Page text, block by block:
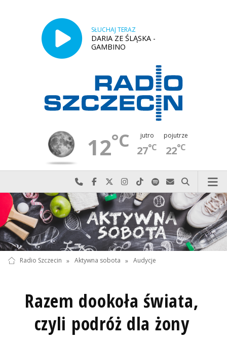
SŁUCHAJ TERAZ
DARIA ZE ŚLĄSKA -
GAMBINO
12°C jutro
27°C
pojutrze
22°C
Najlepiej po prostu do nas zadzwoń
Odwiedź nas na Facebook-u
Odwiedź nas na X
Odwiedź nas na Instagram-ie
Odwiedź nas na TikTok-u
Szukaj nas na Spotify
Wyślij do nas
Szukaj
Radio Szczecin » Aktywna sobota » Audycje
Razem dookoła świata,
czyli podróż dla żony